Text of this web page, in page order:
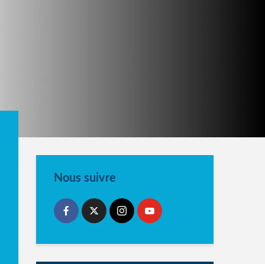
Nous suivre